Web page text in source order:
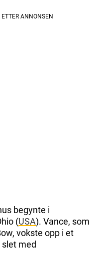
begynte i
(USA). Vance, som
vokste opp i et
med